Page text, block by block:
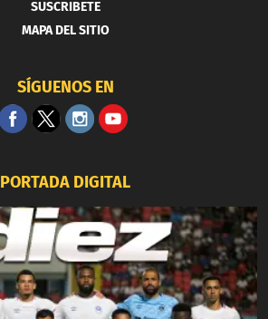
SUSCRIBETE
MAPA DEL SITIO
SÍGUENOS EN
PORTADA DIGITAL